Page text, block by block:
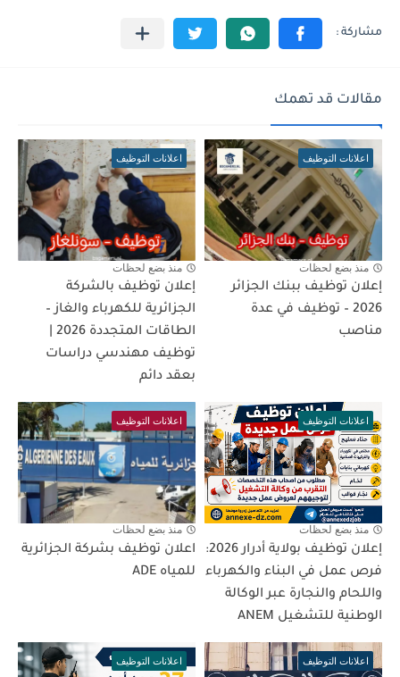
مقالات قد تهمك
اعلانات التوظيف
منذ بضع لحظات
إعلان توظيف ببنك الجزائر
2026 – توظيف في عدة
مناصب
اعلانات التوظيف
منذ بضع لحظات
إعلان توظيف بالشركة
الجزائرية للكهرباء والغاز –
توظيف مهندسي دراسات
بعقد دائم
اعلانات التوظيف
منذ بضع لحظات
إعلان توظيف بولاية أدرار 2026:
فرص عمل في البناء والكهرباء
واللحام والنجارة عبر الوكالة
الوطنية للتشغيل ANEM
اعلانات التوظيف
منذ بضع لحظات
اعلان توظيف بشركة الجزائرية
للمياه ADE
اعلانات التوظيف اعلانات التوظيف